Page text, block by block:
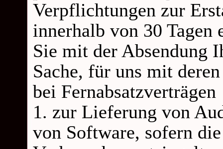
Verpflichtungen zur
innerhalb von 30
Sie mit der Absendung
Sache, für uns mit
bei Fernabsatzverträgen
1. zur Lieferung von
von Software, sofern